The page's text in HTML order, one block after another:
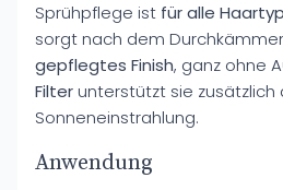
Sprühpflege ist für alle
sorgt nach dem
gepflegtes Finish, ganz ohne
Filterunterstützt sie zusätzlich
Sonneneinstrahlung.
Anwendung